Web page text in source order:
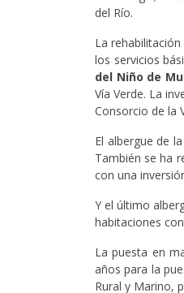
del Río.
La rehabilitación
los servicios
del Niño de
Vía Verde. La
Consorcio de la
El albergue de la
También se ha
con una
Y el último
habitaciones
La puesta en
años para la
Rural y Marino,